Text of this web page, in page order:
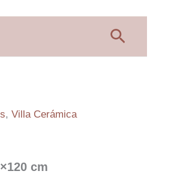
, Villa Cerámica
cm